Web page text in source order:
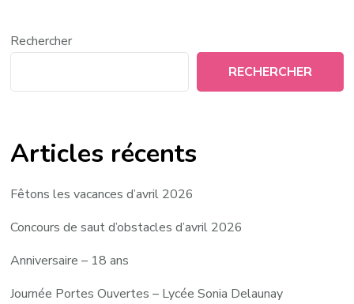
Rechercher
RECHERCHER
Articles récents
Fêtons les vacances d’avril 2026
Concours de saut d’obstacles d’avril 2026
Anniversaire – 18 ans
Journée Portes Ouvertes – Lycée Sonia Delaunay